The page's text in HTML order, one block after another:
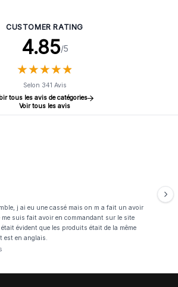
CUSTOMER RATING
4.85/5
★★★★★
★★★★★
Selon 341 Avis
tous les avis de catégories
Voir tous les avis
j ai eu une cassé mais on m a fait un avoir
me suis fait avoir en commandant sur le site
évident que les produits était de la même
est en anglais.